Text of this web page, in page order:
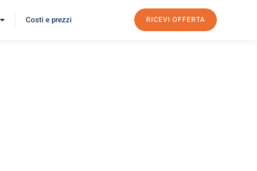
Costi e prezzi RICEVI OFFERTA